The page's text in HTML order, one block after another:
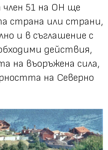
51 на ОН ще
страна или страни,
и в съглашение с
действия,
на въоръжена сила,
на Северно